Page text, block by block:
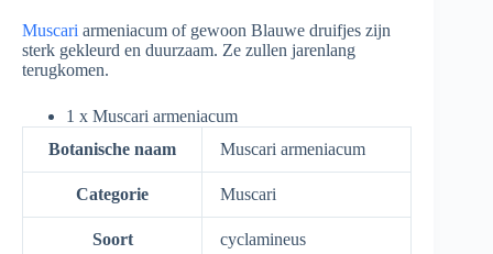
Muscari armeniacum of gewoon Blauwe druifjes zijn
sterk gekleurd en duurzaam. Ze zullen jarenlang
terugkomen.
1 x Muscari armeniacum
Botanische naam
Muscari armeniacum
Categorie Muscari
Soort cyclamineus